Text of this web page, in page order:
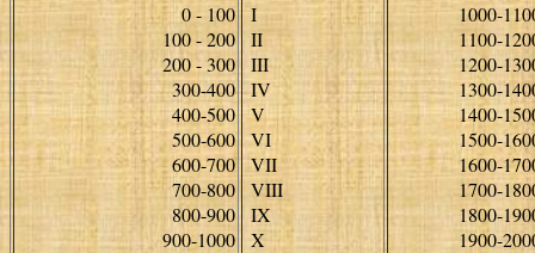
0 - 100
100 - 200
200 - 300
300-400
400-500
500-600
600-700
700-800
800-900
900-1000
I
II
III
IV
V
VI
VII
VIII
IX
X
1000-
1100-
1200-
1300-
1400-
1500-
1600-
1700-
1800-
1900-